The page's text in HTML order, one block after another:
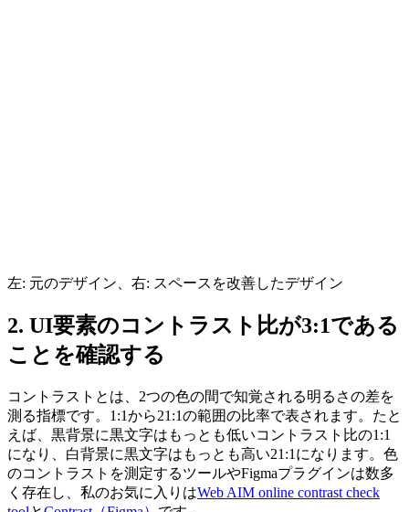
左: 元のデザイン、右: スペースを改善したデザイン
2. UI要素のコントラスト比が3:1である
ことを確認する
コントラストとは、2つの色の間で知覚される明るさの差を
測る指標です。1:1から21:1の範囲の比率で表されます。たと
えば、黒背景に黒文字はもっとも低いコントラスト比の1:1
になり、白背景に黒文字はもっとも高い21:1になります。色
のコントラストを測定するツールやFigmaプラグインは数多
く存在し、私のお気に入りはWeb AIM online contrast check